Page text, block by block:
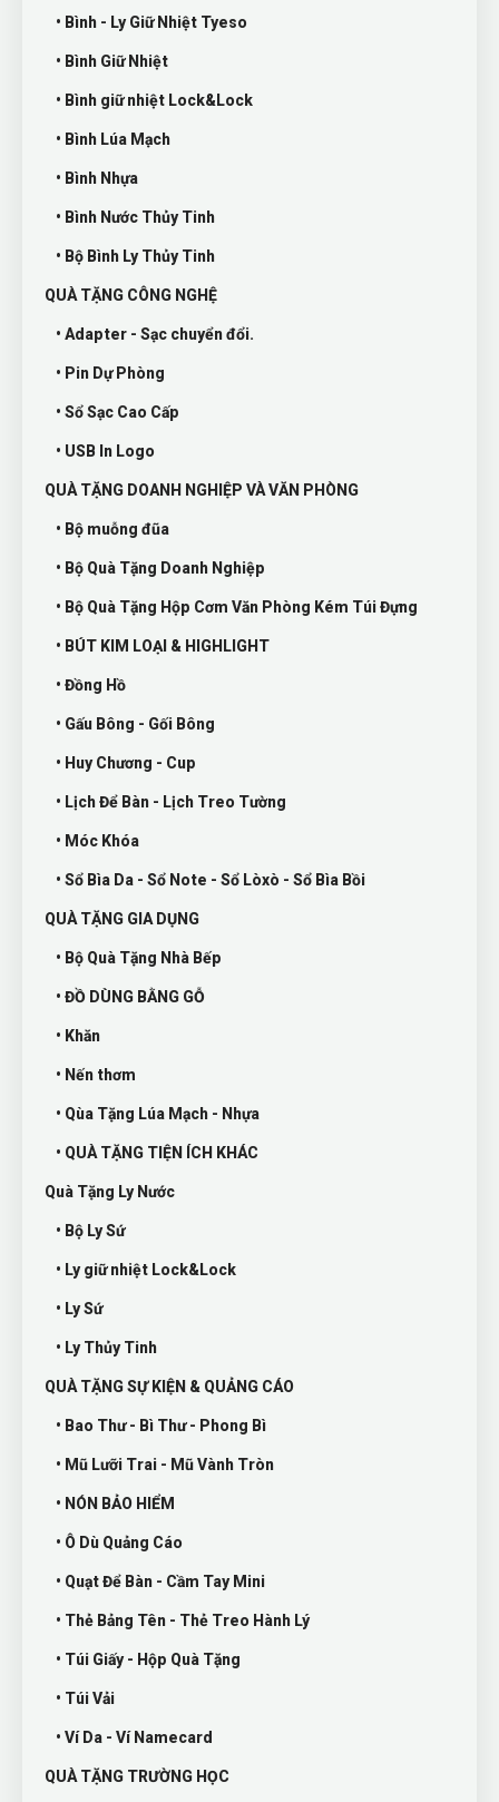
• Bình - Ly Giữ Nhiệt Tyeso
• Bình Giữ Nhiệt
• Bình giữ nhiệt Lock&Lock
• Bình Lúa Mạch
• Bình Nhựa
• Bình Nước Thủy Tinh
• Bộ Bình Ly Thủy Tinh
QUÀ TẶNG CÔNG NGHỆ
• Adapter - Sạc chuyển đổi.
• Pin Dự Phòng
• Sổ Sạc Cao Cấp
• USB In Logo
QUÀ TẶNG DOANH NGHIỆP VÀ VĂN PHÒNG
• Bộ muỗng đũa
• Bộ Quà Tặng Doanh Nghiệp
• Bộ Quà Tặng Hộp Cơm Văn Phòng Kém Túi Đựng
• BÚT KIM LOẠI & HIGHLIGHT
• Đồng Hồ
• Gấu Bông - Gối Bông
• Huy Chương - Cup
• Lịch Để Bàn - Lịch Treo Tường
• Móc Khóa
• Sổ Bìa Da - Sổ Note - Sổ Lòxò - Sổ Bìa Bồi
QUÀ TẶNG GIA DỤNG
• Bộ Quà Tặng Nhà Bếp
• ĐỒ DÙNG BẰNG GỖ
• Khăn
• Nến thơm
• Qùa Tặng Lúa Mạch - Nhựa
• QUÀ TẶNG TIỆN ÍCH KHÁC
Quà Tặng Ly Nước
• Bộ Ly Sứ
• Ly giữ nhiệt Lock&Lock
• Ly Sứ
• Ly Thủy Tinh
QUÀ TẶNG SỰ KIỆN & QUẢNG CÁO
• Bao Thư - Bì Thư - Phong Bì
• Mũ Lưỡi Trai - Mũ Vành Tròn
• NÓN BẢO HIỂM
• Ô Dù Quảng Cáo
• Quạt Để Bàn - Cầm Tay Mini
• Thẻ Bảng Tên - Thẻ Treo Hành Lý
• Túi Giấy - Hộp Quà Tặng
• Túi Vải
• Ví Da - Ví Namecard
QUÀ TẶNG TRƯỜNG HỌC